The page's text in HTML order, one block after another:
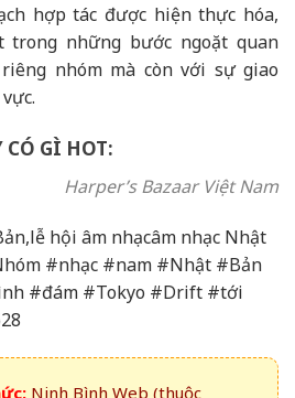
hợp tác được hiện thực hóa,
trong những bước ngoặt quan
nhóm mà còn với sự giao
GÌ HOT:
Harper’s Bazaar Việt Nam
hội âm nhạcâm nhạc Nhật
#nhạc #nam #Nhật #Bản
#đám #Tokyo #Drift #tới
Ninh Bình Web (thuộc